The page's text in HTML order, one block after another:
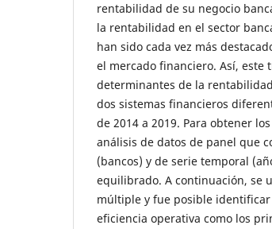
rentabilidad de su negocio
la rentabilidad en el sector
han sido cada vez más
el mercado financiero. Así, este
determinantes de la
dos sistemas financieros
de 2014 a 2019. Para obtener
análisis de datos de panel que
(bancos) y de serie temporal
equilibrado. A continuación, se
múltiple y fue posible
eficiencia operativa como los